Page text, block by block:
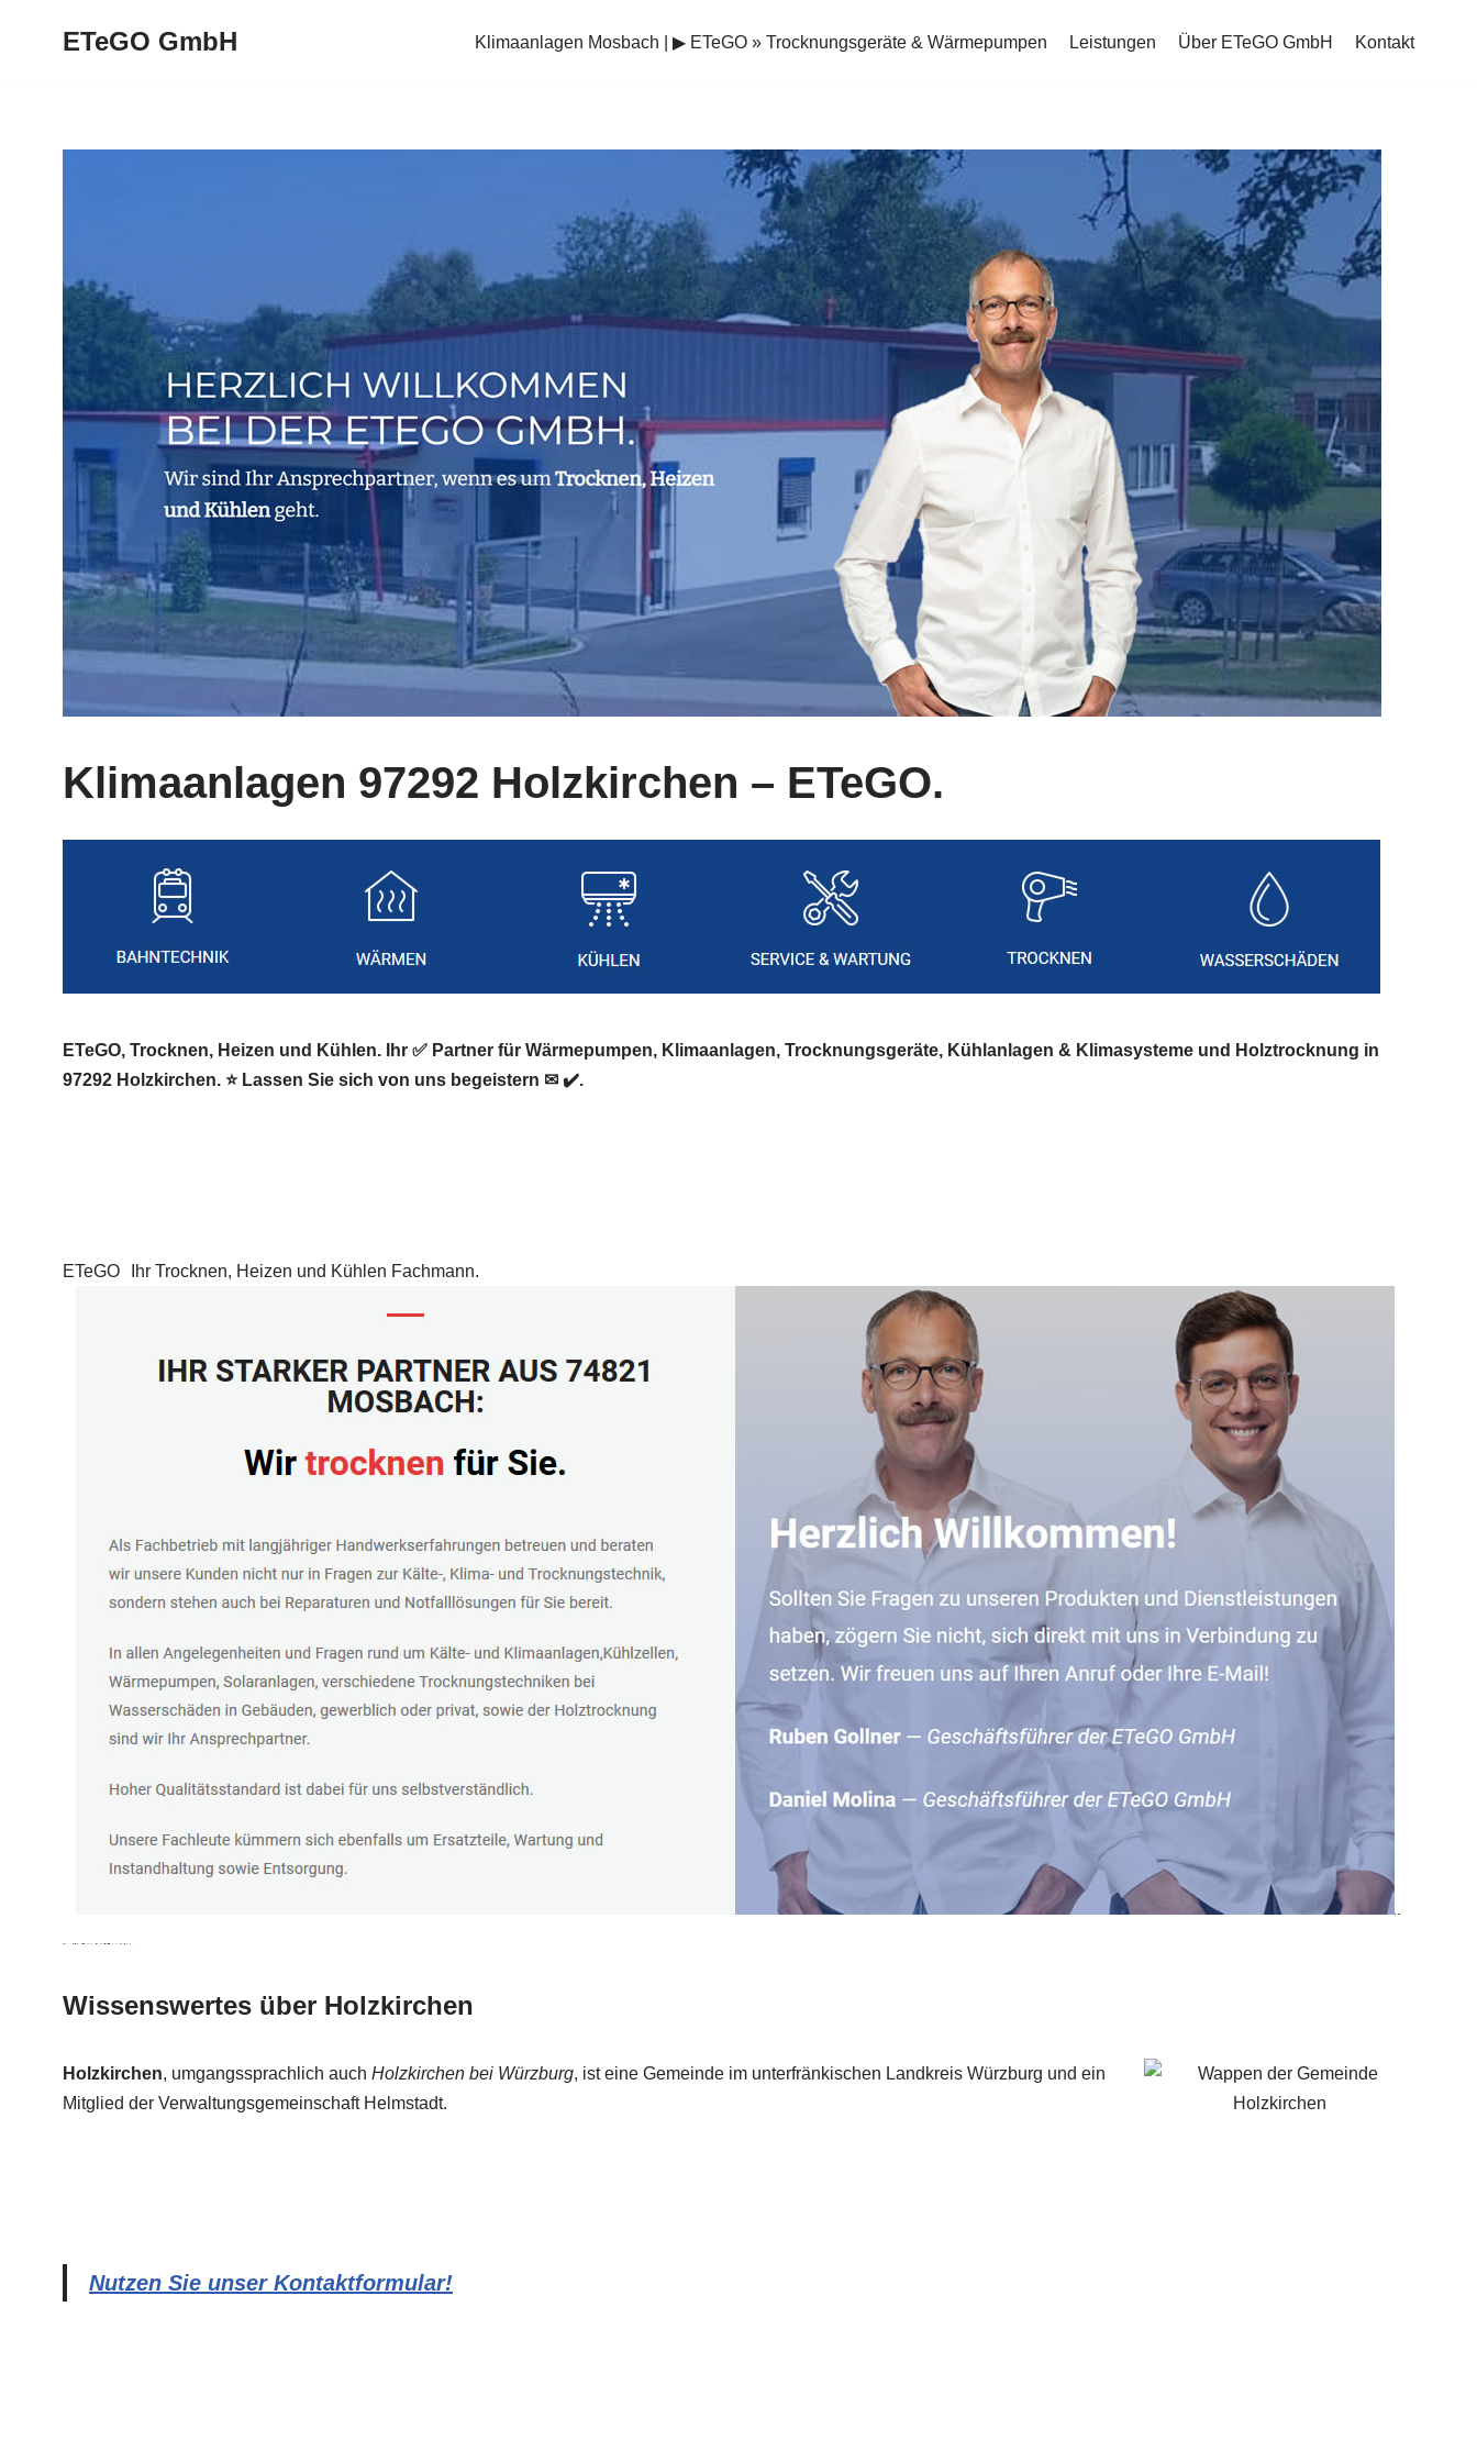
ETeGO GmbH Klimaanlagen Mosbach | ▶︎ ETeGO » Trocknungsgeräte & Wärmepumpen Leistungen Über ETeGO GmbH Kontakt
Klimaanlagen 97292 Holzkirchen – ETeGO.
ETeGO, Trocknen, Heizen und Kühlen. Ihr ✅ Partner für Wärmepumpen, Klimaanlagen, Trocknungsgeräte, Kühlanlagen & Klimasysteme und Holztrocknung in
97292 Holzkirchen. ⭐ Lassen Sie sich von uns begeistern ✉ ✔️.
ETeGO Ihr Trocknen, Heizen und Kühlen Fachmann.
Wissenswertes über Holzkirchen
Holzkirchen, umgangssprachlich auch Holzkirchen bei Würzburg, ist eine Gemeinde im unterfränkischen Landkreis Würzburg und ein
Mitglied der Verwaltungsgemeinschaft Helmstadt.
Nutzen Sie unser Kontaktformular!